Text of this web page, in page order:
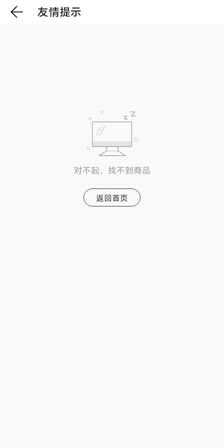
友情提示
对不起，找不到商品
返回首页